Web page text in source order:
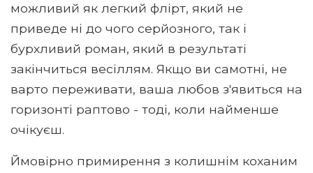
можливий як легкий флірт, який не
приведе ні до чого серйозного, так і
бурхливий роман, який в результаті
закінчиться весіллям. Якщо ви самотні, не
варто переживати, ваша любов з'явиться на
горизонті раптово - тоді, коли найменше
очікуєш.
Ймовірно примирення з колишнім коханим